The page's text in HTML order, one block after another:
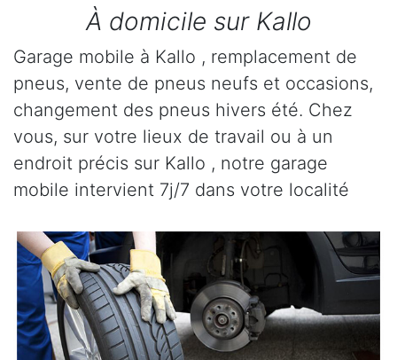
À domicile sur Kallo
Garage mobile à Kallo , remplacement de
pneus, vente de pneus neufs et occasions,
changement des pneus hivers été. Chez
vous, sur votre lieux de travail ou à un
endroit précis sur Kallo , notre garage
mobile intervient 7j/7 dans votre localité